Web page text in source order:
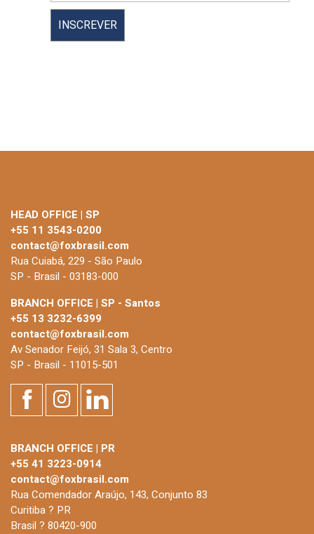
HEAD OFFICE | SP
+55 11 3543-0200
contact@foxbrasil.com
Rua Cuiabá, 229 - São Paulo
SP - Brasil - 03183-000
BRANCH OFFICE | SP - Santos
+55 13 3232-6399
contact@foxbrasil.com
Av Senador Feijó, 31 Sala 3, Centro
SP - Brasil - 11015-501
BRANCH OFFICE | PR
+55 41 3223-0914
contact@foxbrasil.com
Rua Comendador Araújo, 143, Conjunto 83
Curitiba ? PR
Brasil ? 80420-900